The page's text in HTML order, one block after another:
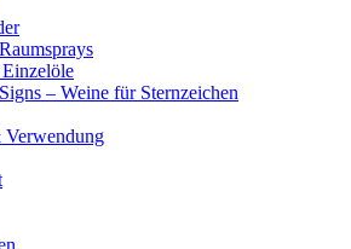
– Weine für Sternzeichen